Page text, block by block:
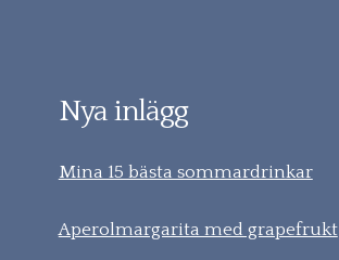
Nya inlägg
Mina 15 bästa sommardrinkar
Aperolmargarita med grapefrukt